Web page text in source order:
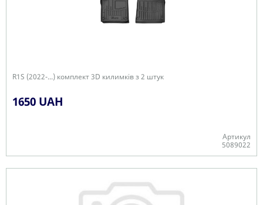
R1S (2022-...) комплект 3D килимків з 2 штук
1650 UAH
Артикул
5089022